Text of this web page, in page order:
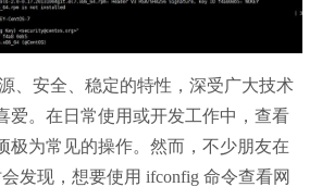
、安全、稳定的特性，深受广大技术
爱。在日常使用或开发工作中，查看
极为常见的操作。然而，不少朋友在
发现，想要使用 ifconfig 命令查看网